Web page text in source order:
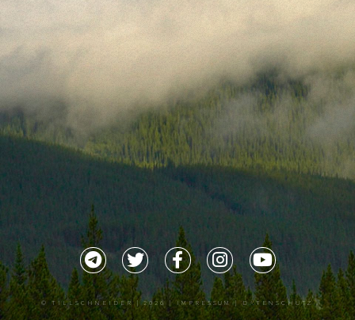
©TILLSCHNEIDER | 2026 |IMPRESSUM |DATENSCHUTZ